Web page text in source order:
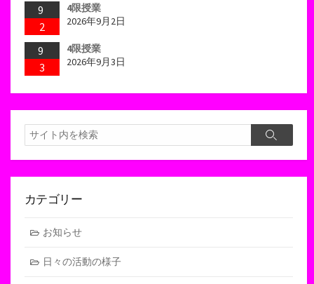
9
2
4限授業
2026年9月2日
9
3
4限授業
2026年9月3日
検
索
検
カテゴリー
お知らせ
日々の活動の様子